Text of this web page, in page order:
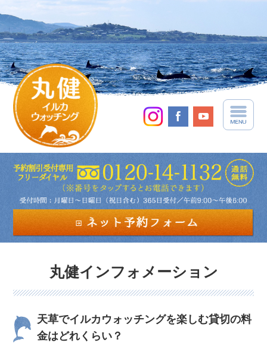
丸健インフォメーション
天草でイルカウォッチングを楽しむ貸切の料
金はどれくらい？